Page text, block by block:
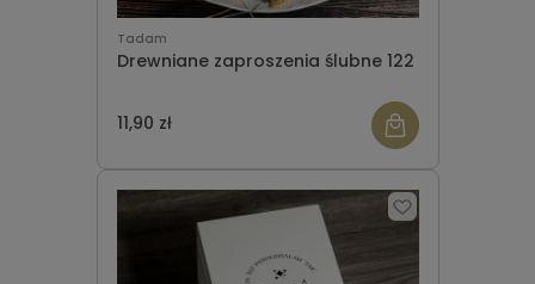
Tadam
Drewniane zaproszenia ślubne 122
11,90 zł